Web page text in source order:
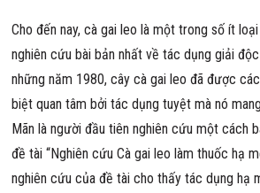
Cho đến nay, cà gai leo là một trong số ít
nghiên cứu bài bản nhất về tác dụng giải
những năm 1980, cây cà gai leo đã được
biệt quan tâm bởi tác dụng tuyệt mà nó
Mãn là người đầu tiên nghiên cứu một cách
đề tài “Nghiên cứu Cà gai leo làm thuốc hạ
nghiên cứu của đề tài cho thấy tác dụng hạ